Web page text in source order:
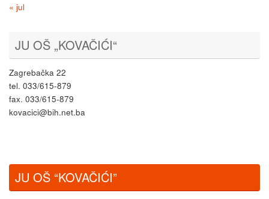
« jul
JU OŠ „KOVAČIĆI“
Zagrebačka 22
tel. 033/615-879
fax. 033/615-879
kovacici@bih.net.ba
JU OŠ “KOVAČIĆI”